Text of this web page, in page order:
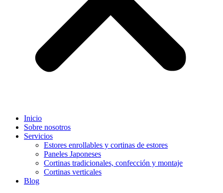
Inicio
Sobre nosotros
Servicios
Estores enrollables y cortinas de estores
Paneles Japoneses
Cortinas tradicionales, confección y montaje
Cortinas verticales
Blog